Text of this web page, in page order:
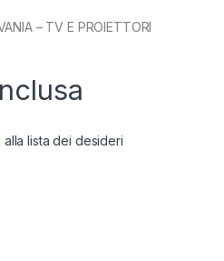
– TV E PROIETTORI
alla lista dei desideri